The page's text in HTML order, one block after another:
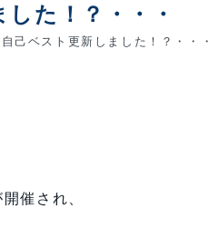
た！？・・・
自己ベスト更新しました！？・・・
催され、